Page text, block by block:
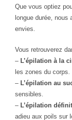
Que vous optiez
longue durée,
envies.
Vous retrouverez
– L’épilation à la
les zones du corps.
– L’épilation au
sensibles.
– L’épilation
adieu aux poils sur